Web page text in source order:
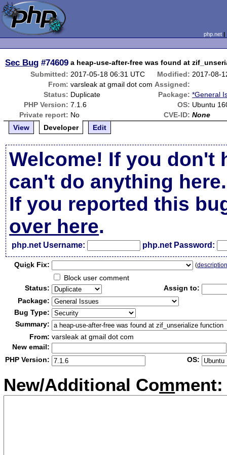
php.net
Sec Bug #74609 a heap-use-after-free was found at
Submitted: 2017-05-18 06:31 UTC Modified: 2017-08-
From: varsleak at gmail dot com Assigned:
Status: Duplicate Package: *General
PHP Version: 7.1.6 OS: Ubuntu
Private report: No CVE-ID: None
View
Developer Edit
Welcome! If you don't
can't do anything here.
If you reported this
over here.
php.net Username: php.net Password:
Quick Fix: (
Block user comment
Status:
Assign to:
Package:
Bug Type:
Summary:
From: varsleak at gmail dot com
New email:
PHP Version:
OS:
New/Additional Comment: